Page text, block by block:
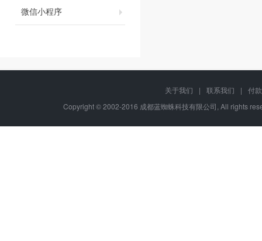
微信小程序
关于我们 | 联系我们 |
付
Copyright © 2002-2016 成都蓝蜘蛛科技有限公司, All rights